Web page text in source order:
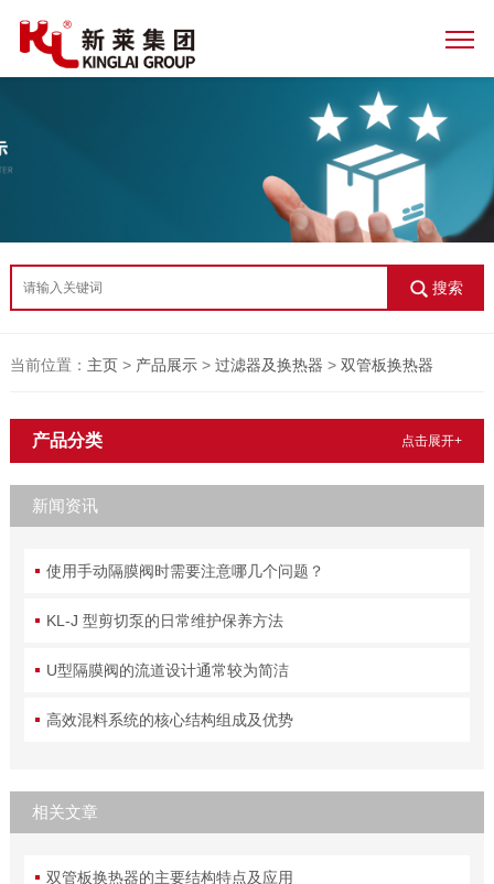
搜索
当前位置： 主页> 产品展示> 过滤器及换热器 > 双管板换热器
产品分类 点击展开+
新闻资讯
使用手动隔膜阀时需要注意哪几个问题？
KL-J 型剪切泵的日常维护保养方法
U型隔膜阀的流道设计通常较为简洁
高效混料系统的核心结构组成及优势
相关文章
双管板换热器的主要结构特点及应用